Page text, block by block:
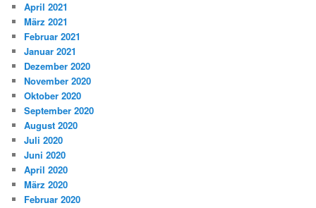
April 2021
März 2021
Februar 2021
Januar 2021
Dezember 2020
November 2020
Oktober 2020
September 2020
August 2020
Juli 2020
Juni 2020
April 2020
März 2020
Februar 2020